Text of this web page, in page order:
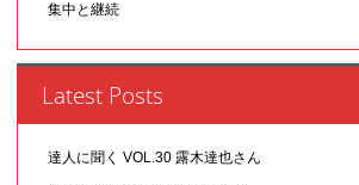
集中と継続
Latest Posts
達人に聞く VOL.30 露木達也さん